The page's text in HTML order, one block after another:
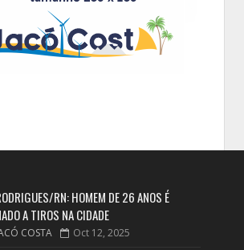
RN: HOMEM DE 26 ANOS É
A TIROS NA CIDADE
COSTA Oct 12, 2025